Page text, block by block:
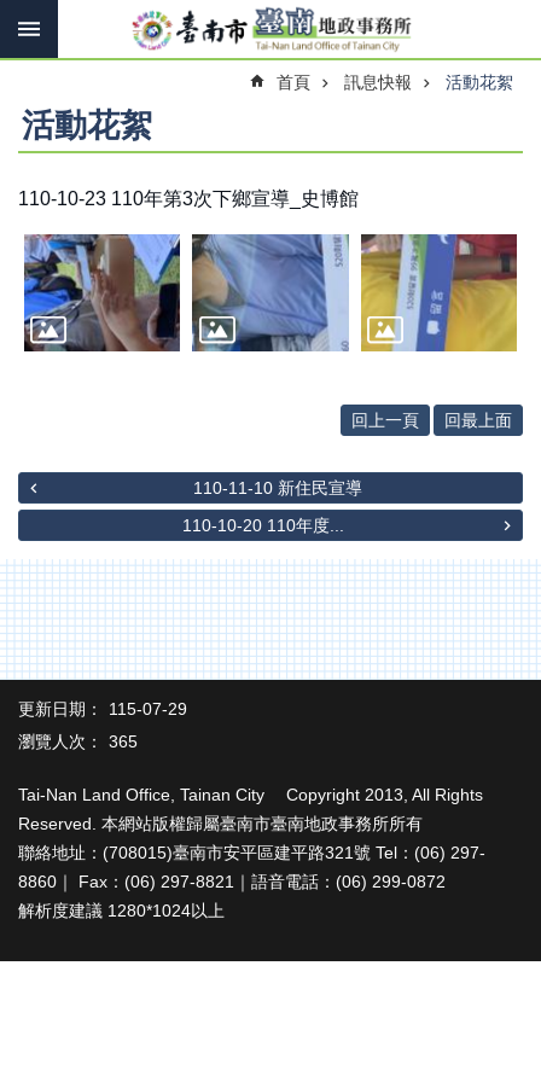
跳到主要內容區塊
搜
搜
尋
息
快
報
機
線
上
辦
與
查
詢
便
服
務
民
意
交
流
下
專
首頁 訊息快報 活動花絮
活動花絮
110-10-23 110年第3次下鄉宣導_史博館
回上一頁 回最上面
110-11-10 新住民宣導
110-10-20 110年度...
更新日期：
115-07-29
瀏覽人次：
365
Tai-Nan Land Office, Tainan City Copyright 2013, All Rights
Reserved. 本網站版權歸屬臺南市臺南地政事務所所有
聯絡地址：(708015)臺南市安平區建平路321號 Tel：(06) 297-
8860｜ Fax：(06) 297-8821｜語音電話：(06) 299-0872
解析度建議 1280*1024以上